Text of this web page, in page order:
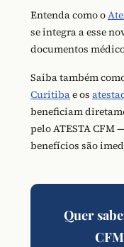
Entenda como o
se integra a esse
documentos
Saiba também
Curitibae os
beneficiam
pelo ATESTA CFM
benefícios são
Quer